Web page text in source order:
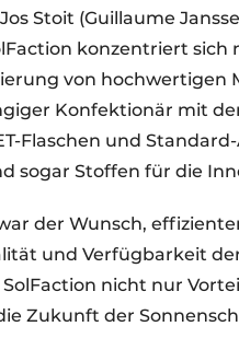
Stoit (Guillaume
konzentriert sich
von hochwertigen
Konfektionär mit
Flaschen und
sogar Stoffen für die
der Wunsch,
und Verfügbarkeit
nicht nur
Zukunft der